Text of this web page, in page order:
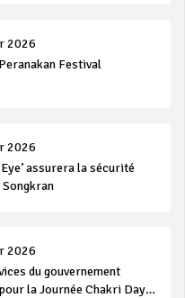
2026
Festival
2026
Eye’ assurera la sécurité
Songkran
2026
du gouvernement
la Journée Chakri Day